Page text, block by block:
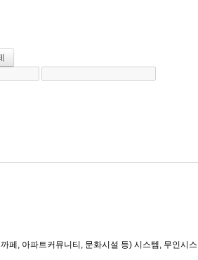
페, 아파트커뮤니티, 문화시설 등) 시스템, 무인